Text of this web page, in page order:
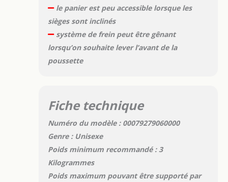
le panier est peu accessible lorsque les
sièges sont inclinés
système de frein peut être gênant
lorsqu’on souhaite lever l’avant de la
poussette
Fiche technique
Numéro du modèle : 00079279060000
Genre : Unisexe
Poids minimum recommandé : 3
Kilogrammes
Poids maximum pouvant être supporté par